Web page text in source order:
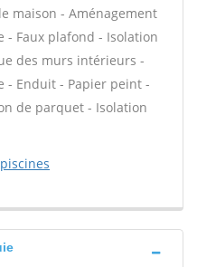
maison - Aménagement
- Faux plafond - Isolation
des murs intérieurs -
- Enduit - Papier peint -
de parquet - Isolation